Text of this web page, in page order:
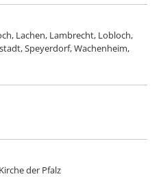
Lachen, Lambrecht, Lobloch,
Speyerdorf, Wachenheim,
der Pfalz